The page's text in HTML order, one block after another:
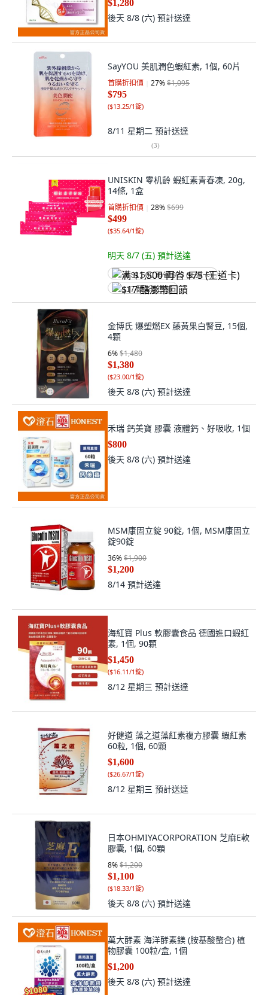
$1,280
後天 8/8 (六) 預計送達
SayYOU 美肌潤色蝦紅素, 1個, 60片
首購折扣價 27%$1,095
$795
($13.25/1錠)
8/11 星期二 預計送達
(3)
UNISKIN 零机齡 蝦紅素青春凍, 20g,
14條, 1盒
首購折扣價 28%$699
$499
($35.64/1錠)
明天 8/7 (五) 預計送達
满 $1,500 再省 $75 (王道卡)
$17 酷澎幣回饋
金博氏 爆塑燃EX 藤黃果白腎豆, 15個,
4顆
6%$1,480
$1,380
($23.00/1錠)
後天 8/8 (六) 預計送達
禾瑞 鈣美寶 膠囊 液體鈣、好吸收, 1個
$800
後天 8/8 (六) 預計送達
MSM康固立錠 90錠, 1個, MSM康固立
錠90錠
36%$1,900
$1,200
8/14 預計送達
海紅寶 Plus 軟膠囊食品 德國進口蝦紅
素, 1個, 90顆
$1,450
($16.11/1錠)
8/12 星期三 預計送達
好健道 藻之道藻紅素複方膠囊 蝦紅素
60粒, 1個, 60顆
$1,600
($26.67/1錠)
8/12 星期三 預計送達
日本OHMIYACORPORATION 芝麻E軟
膠囊, 1個, 60顆
8%$1,200
$1,100
($18.33/1錠)
後天 8/8 (六) 預計送達
萬大酵素 海洋酵素鎂 (胺基酸螯合) 植
物膠囊 100粒/盒, 1個
$1,200
後天 8/8 (六) 預計送達